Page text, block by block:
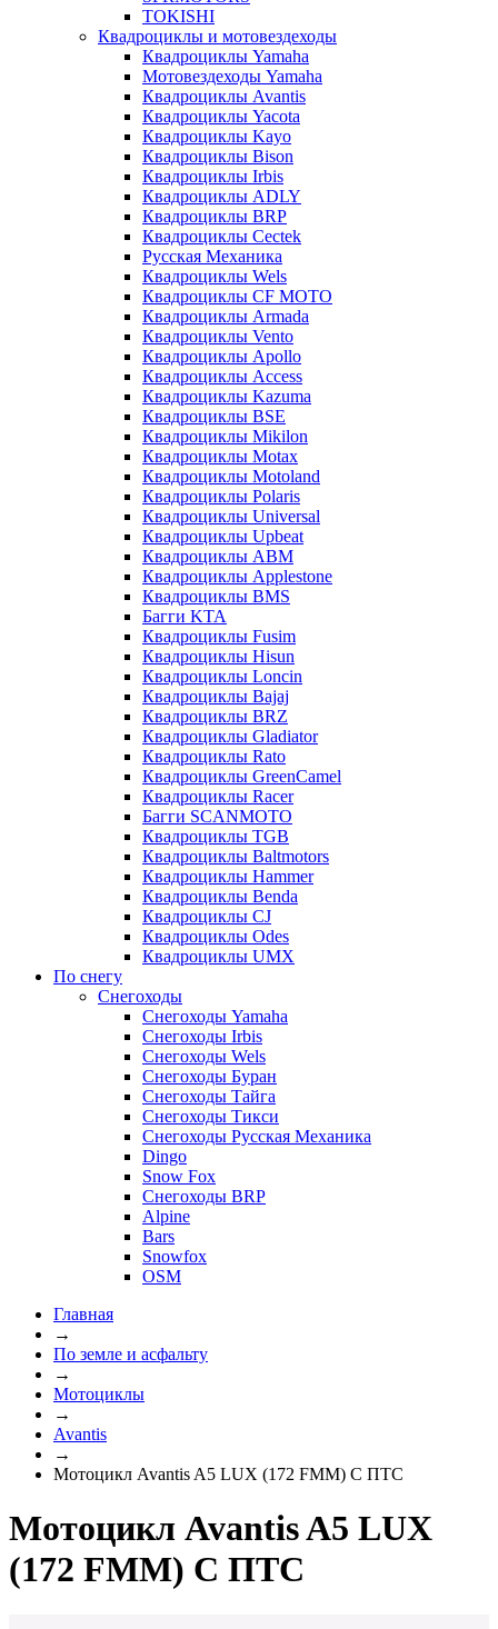
TOKISHI
Квадроциклы и мотовездеходы
Квадроциклы Yamaha
Мотовездеходы Yamaha
Квадроциклы Avantis
Квадроциклы Yacota
Квадроциклы Kayo
Квадроциклы Bison
Квадроциклы Irbis
Квадроциклы ADLY
Квадроциклы BRP
Квадроциклы Cectek
Русская Механика
Квадроциклы Wels
Квадроциклы CF MOTO
Квадроциклы Armada
Квадроциклы Vento
Квадроциклы Apollo
Квадроциклы Access
Квадроциклы Kazuma
Квадроциклы BSE
Квадроциклы Mikilon
Квадроциклы Motax
Квадроциклы Motoland
Квадроциклы Polaris
Квадроциклы Universal
Квадроциклы Upbeat
Квадроциклы ABM
Квадроциклы Applestone
Квадроциклы BMS
Багги KTA
Квадроциклы Fusim
Квадроциклы Hisun
Квадроциклы Loncin
Квадроциклы Bajaj
Квадроциклы BRZ
Квадроциклы Gladiator
Квадроциклы Rato
Квадроциклы GreenCamel
Квадроциклы Racer
Багги SCANMOTO
Квадроциклы TGB
Квадроциклы Baltmotors
Квадроциклы Hammer
Квадроциклы Benda
Квадроциклы CJ
Квадроциклы Odes
Квадроциклы UMX
По снегу
Снегоходы
Снегоходы Yamaha
Снегоходы Irbis
Снегоходы Wels
Снегоходы Буран
Снегоходы Тайга
Снегоходы Тикси
Снегоходы Русская Механика
Dingo
Snow Fox
Снегоходы BRP
Alpine
Bars
Snowfox
OSM
Главная
→
По земле и асфальту
→
Мотоциклы
→
Avantis
→
Мотоцикл Avantis A5 LUX (172 FMM) С ПТС
Мотоцикл Avantis A5 LUX
(172 FMM) С ПТС